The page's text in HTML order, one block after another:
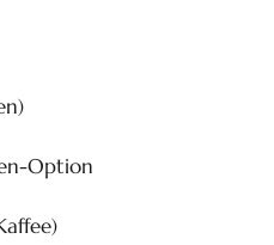
Option